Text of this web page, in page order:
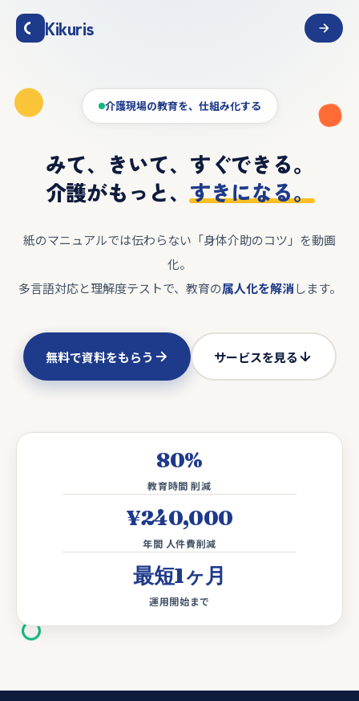
Kikuris
介護現場の教育を、仕組み化する
みて、きいて、すぐできる。
介護がもっと、すきになる。
紙のマニュアルでは伝わらない「身体介助のコツ」を動画
化。
多言語対応と理解度テストで、教育の属人化を解消します。
無料で資料をもらう サービスを見る
80%
教育時間 削減
¥240,000
年間 人件費削減
最短1ヶ月
運用開始まで